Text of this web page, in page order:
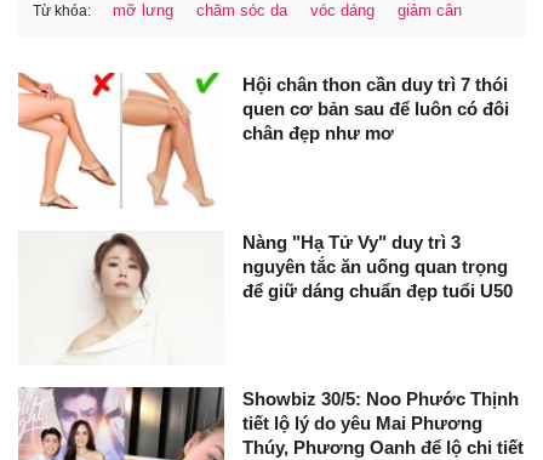
Từ khóa: mỡ lưng chăm sóc da vóc dáng giảm cân
Hội chân thon cần duy trì 7 thói
quen cơ bản sau để luôn có đôi
chân đẹp như mơ
Nàng "Hạ Tử Vy" duy trì 3
nguyên tắc ăn uống quan trọng
để giữ dáng chuẩn đẹp tuổi U50
Showbiz 30/5: Noo Phước Thịnh
tiết lộ lý do yêu Mai Phương
Thúy, Phương Oanh để lộ chi tiết